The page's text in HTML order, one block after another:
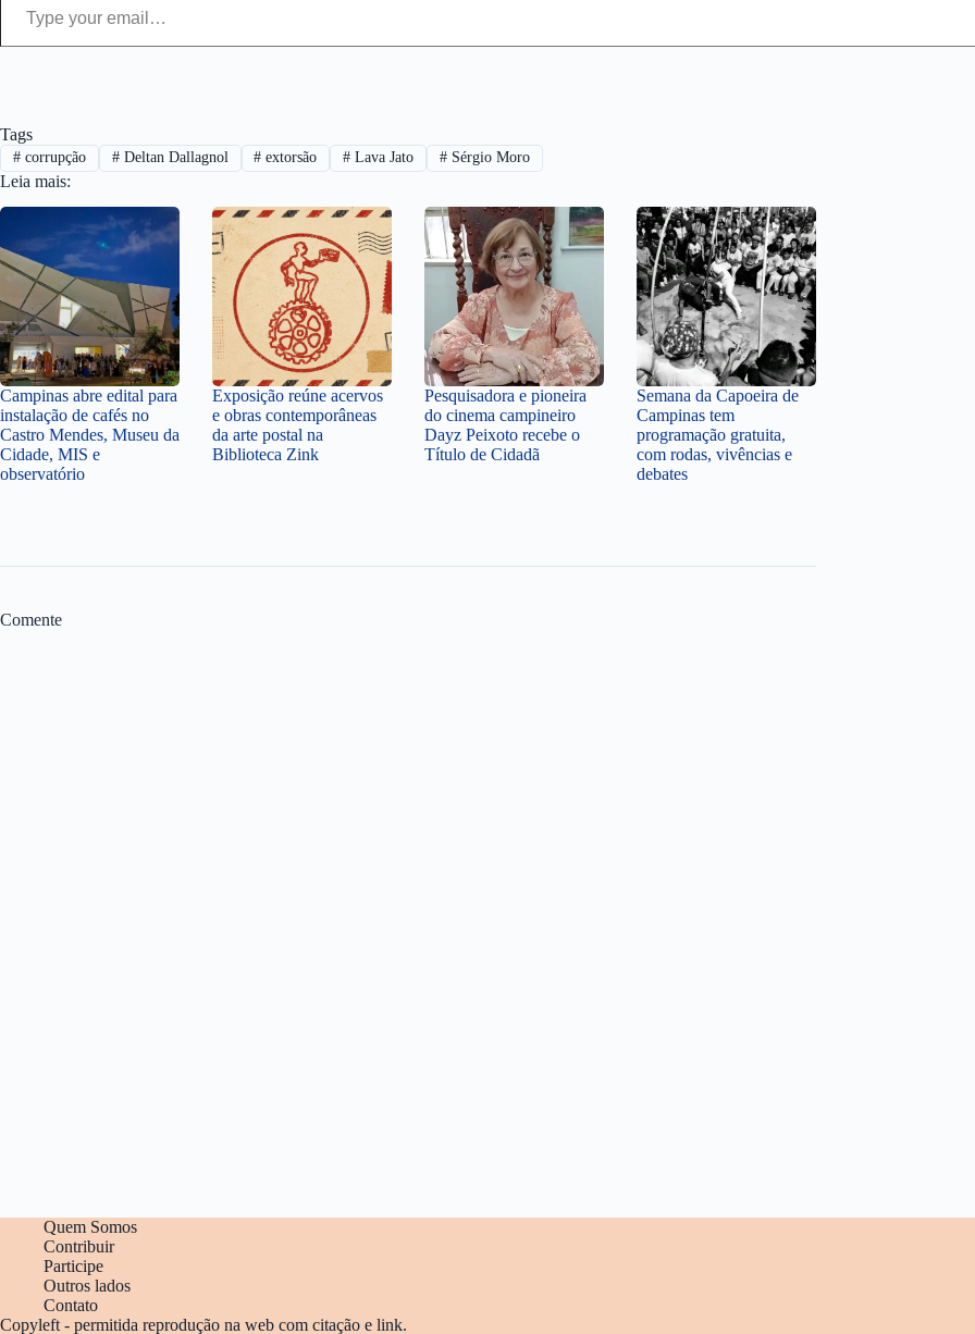
Tags
#corrupção #Deltan Dallagnol # extorsão # Lava Jato # Sérgio Moro
Leia mais:
Campinas abre edital para
instalação de cafés no
Castro Mendes, Museu da
Cidade, MIS e
observatório
Exposição reúne acervos
e obras contemporâneas
da arte postal na
Biblioteca Zink
Pesquisadora e pioneira
do cinema campineiro
Dayz Peixoto recebe o
Título de Cidadã
Semana da Capoeira de
Campinas tem
programação gratuita,
com rodas, vivências e
debates
Comente
Quem Somos
Contribuir
Participe
Outros lados
Contato
Copyleft - permitida reprodução na web com citação e link.